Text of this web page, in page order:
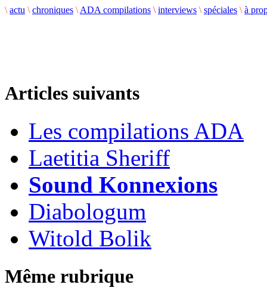
\ actu \ chroniques \ ADA compilations \ interviews \ spéciales \ à
Articles suivants
Les compilations ADA
Laetitia Sheriff
Sound Konnexions
Diabologum
Witold Bolik
Même rubrique